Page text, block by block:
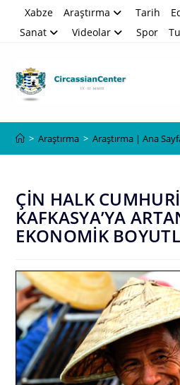
Xabze Araştırma Tarih
Sanat
Videolar Spor
> Araştırma > Araştırma | Ana
ÇİN HALK
KAFKASYA’YA
EKONOMİK